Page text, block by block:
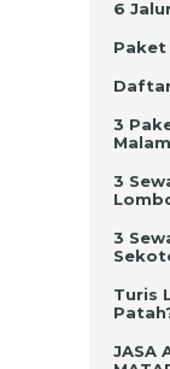
6
Paket
3
3
3
Turis
JASA